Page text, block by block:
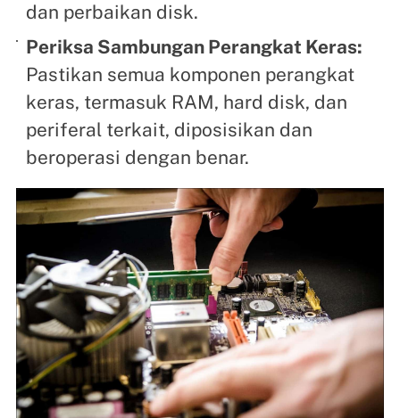
dan perbaikan disk.
Periksa Sambungan Perangkat Keras:
Pastikan semua komponen perangkat
keras, termasuk RAM, hard disk, dan
periferal terkait, diposisikan dan
beroperasi dengan benar.